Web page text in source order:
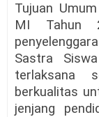
Tujuan
MI Tahun
Sastra
terlaksana
berkualitas
jenjang